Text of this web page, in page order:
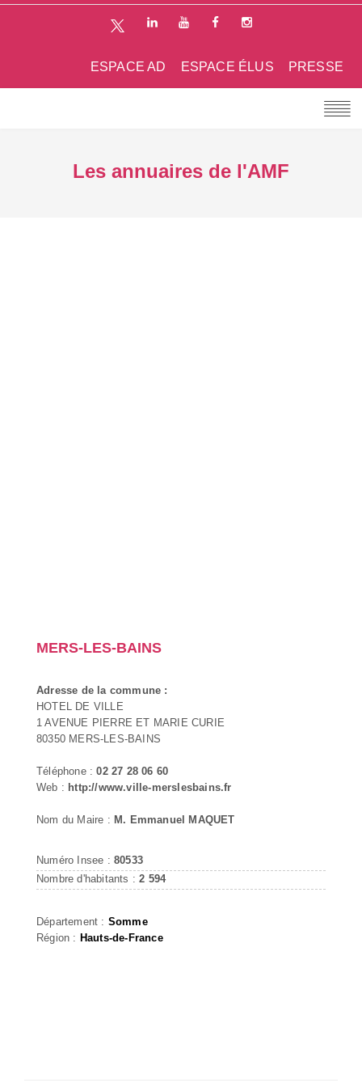
PRESSE
ESPACE ÉLUS
ESPACE AD
Les annuaires de l'AMF
MERS-LES-BAINS
Adresse de la commune :
HOTEL DE VILLE
1 AVENUE PIERRE ET MARIE CURIE
80350 MERS-LES-BAINS
Téléphone :02 27 28 06 60
Web : http://www.ville-merslesbains.fr
Nom du Maire : M. Emmanuel MAQUET
Numéro Insee : 80533
Nombre d'habitants :2 594
Département : Somme
Région : Hauts-de-France